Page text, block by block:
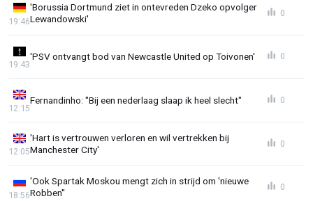
'Borussia Dortmund ziet in ontevreden Dzeko opvolger
Lewandowski'
19:46
0
'PSV ontvangt bod van Newcastle United op Toivonen'
19:43
0
Fernandinho: "Bij een nederlaag slaap ik heel slecht"
12:15
0
'Hart is vertrouwen verloren en wil vertrekken bij
Manchester City'
12:05
0
'Ook Spartak Moskou mengt zich in strijd om 'nieuwe
Robben''
18:56
0